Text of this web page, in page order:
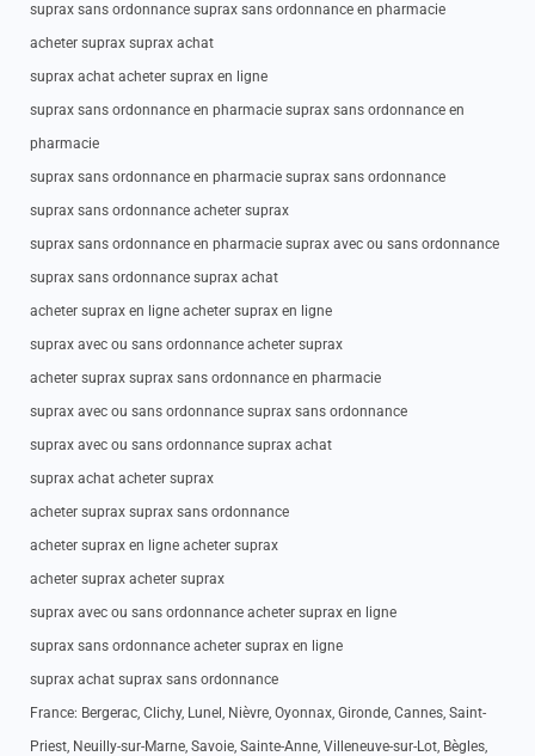
suprax sans ordonnance suprax sans ordonnance en pharmacie
acheter suprax suprax achat
suprax achat acheter suprax en ligne
suprax sans ordonnance en pharmacie suprax sans ordonnance en
pharmacie
suprax sans ordonnance en pharmacie suprax sans ordonnance
suprax sans ordonnance acheter suprax
suprax sans ordonnance en pharmacie suprax avec ou sans ordonnance
suprax sans ordonnance suprax achat
acheter suprax en ligne acheter suprax en ligne
suprax avec ou sans ordonnance acheter suprax
acheter suprax suprax sans ordonnance en pharmacie
suprax avec ou sans ordonnance suprax sans ordonnance
suprax avec ou sans ordonnance suprax achat
suprax achat acheter suprax
acheter suprax suprax sans ordonnance
acheter suprax en ligne acheter suprax
acheter suprax acheter suprax
suprax avec ou sans ordonnance acheter suprax en ligne
suprax sans ordonnance acheter suprax en ligne
suprax achat suprax sans ordonnance
France: Bergerac, Clichy, Lunel, Nièvre, Oyonnax, Gironde, Cannes, Saint-
Priest, Neuilly-sur-Marne, Savoie, Sainte-Anne, Villeneuve-sur-Lot, Bègles,